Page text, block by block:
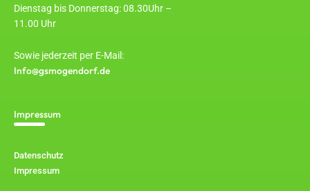
Dienstag bis Donnerstag: 08.30Uhr –
11.00 Uhr
Sowie jederzeit per E-Mail:
Info@gsmogendorf.de
Impressum
Datenschutz
Impressum